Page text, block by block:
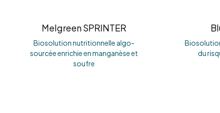
Melgreen SPRINTER
Biosolution nutritionnelle algo-
sourcée enrichie en manganèse et
soufre
du